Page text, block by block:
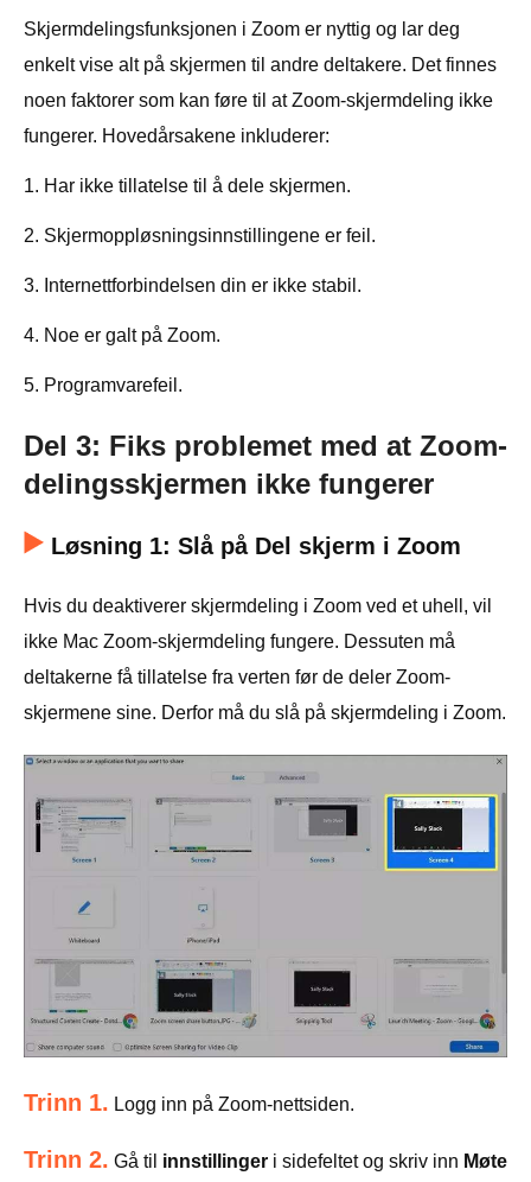
Skjermdelingsfunksjonen i Zoom er nyttig og lar deg
enkelt vise alt på skjermen til andre deltakere. Det finnes
noen faktorer som kan føre til at Zoom-skjermdeling ikke
fungerer. Hovedårsakene inkluderer:
1. Har ikke tillatelse til å dele skjermen.
2. Skjermoppløsningsinnstillingene er feil.
3. Internettforbindelsen din er ikke stabil.
4. Noe er galt på Zoom.
5. Programvarefeil.
Del 3: Fiks problemet med at Zoom-
delingsskjermen ikke fungerer
Løsning 1: Slå på Del skjerm i Zoom
Hvis du deaktiverer skjermdeling i Zoom ved et uhell, vil
ikke Mac Zoom-skjermdeling fungere. Dessuten må
deltakerne få tillatelse fra verten før de deler Zoom-
skjermene sine. Derfor må du slå på skjermdeling i Zoom.
Trinn 1. Logg inn på Zoom-nettsiden.
Trinn 2. Gå til innstillinger i sidefeltet og skriv inn Møte